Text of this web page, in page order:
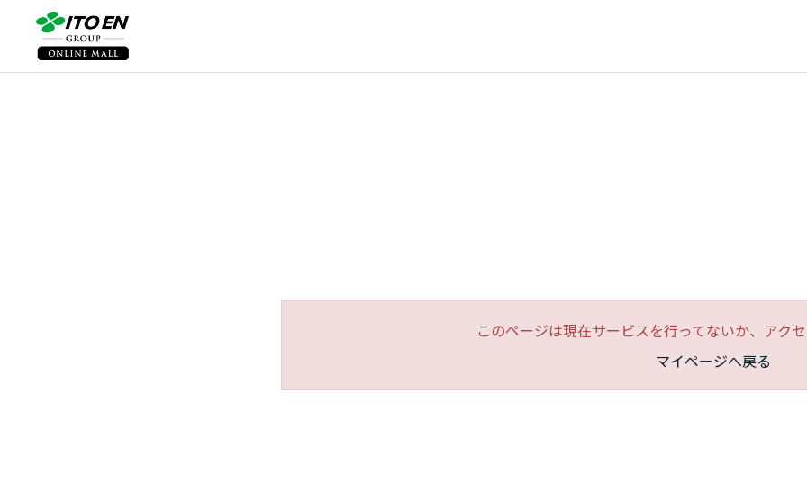
このページは現在サービスを行ってないか、アク
マイページへ戻る